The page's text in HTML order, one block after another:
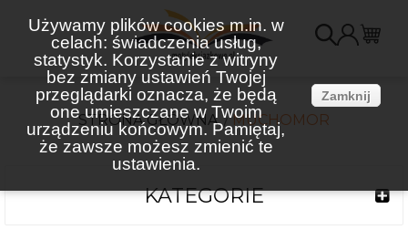
Używamy plików cookies m.in. w
celach: świadczenia usług,
statystyk. Korzystanie z witryny
bez zmiany ustawień Twojej
przeglądarki oznacza, że będą
one umieszczane w Twoim
urządzeniu końcowym. Pamiętaj,
że zawsze możesz zmienić te
ustawienia.
Zamknij
STRONA GŁÓWNA MUCHOMOR
KATEGORIE